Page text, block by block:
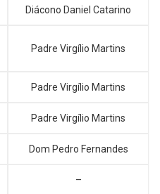
Diácono Daniel Catarino
Padre Virgílio Martins
Padre Virgílio Martins
Padre Virgílio Martins
Dom Pedro Fernandes
–